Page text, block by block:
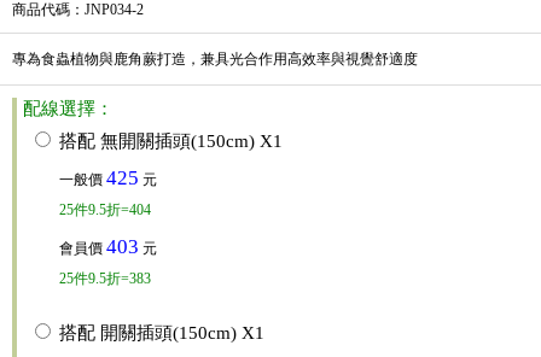
商品代碼 ：JNP034-2
專為食蟲植物與鹿角蕨打造，兼具光合作用高效率與視覺舒適度
配線選擇：
搭配 無開關插頭(150cm) X1
一般價 425 元
25件9.5折=404
會員價 403 元
25件9.5折=383
搭配 開關插頭(150cm) X1